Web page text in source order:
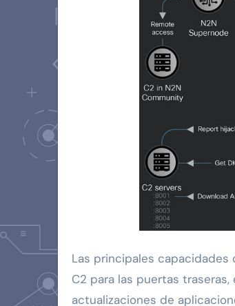
Las principales capacidades
C2 para las puertas
actualizaciones de